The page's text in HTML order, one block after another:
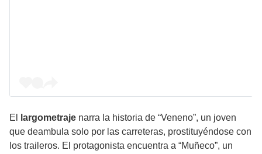
El largometraje narra la historia de “Veneno”, un joven
que deambula solo por las carreteras, prostituyéndose con
los traileros. El protagonista encuentra a “Muñeco”, un